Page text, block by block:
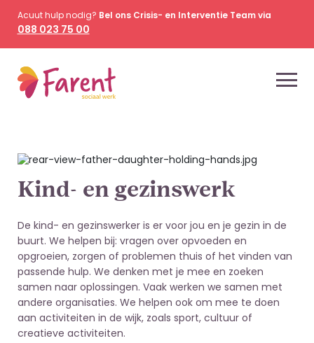
Acuut hulp nodig? Bel ons Crisis- en Interventie Team via
088 023 75 00
Kind- en gezinswerk
De kind- en gezinswerker is er voor jou en je gezin in de
buurt. We helpen bij: vragen over opvoeden en
opgroeien, zorgen of problemen thuis of het vinden van
passende hulp. We denken met je mee en zoeken
samen naar oplossingen. Vaak werken we samen met
andere organisaties. We helpen ook om mee te doen
aan activiteiten in de wijk, zoals sport, cultuur of
creatieve activiteiten.